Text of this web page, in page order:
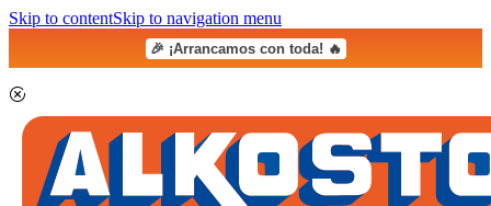
Skip to contentSkip to navigation menu
🎉 ¡Arrancamos con toda! 🔥